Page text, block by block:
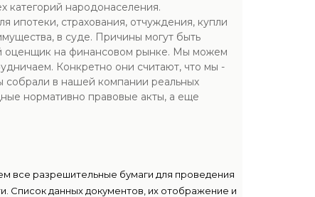
народонаселения.
ипотеки, страхования, отчуждения, купли
в суде. Причины могут быть
оценщик на финансовом рынке. Мы можем
Конкретно они считают, что мы -
собрали в нашей компании реальных
нормативно правовые акты, а еще
все разрешительные бумаги для проведения
Список данных документов, их отображение и